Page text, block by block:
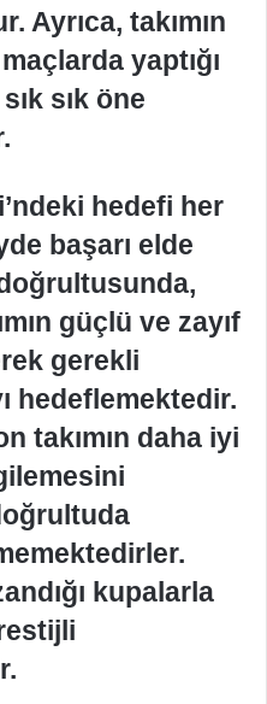
Ayrıca, takımın
yaptığı
sık öne
hedefi her
başarı elde
güçlü ve zayıf
gerekli
hedeflemektedir.
takımın daha iyi
kupalarla